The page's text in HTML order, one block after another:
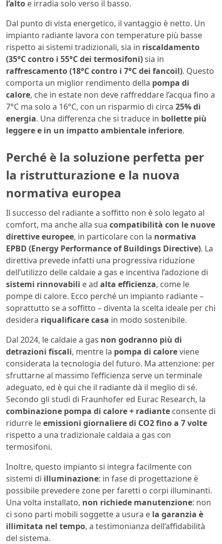
l’alto e irradia solo verso il basso.
Dal punto di vista energetico, il vantaggio è netto. Un
impianto radiante lavora con temperature più basse
rispetto ai sistemi tradizionali, sia in riscaldamento
(35°C contro i 55°C dei termosifoni)sia in
raffrescamento (18°C contro i 7°C dei fancoil). Questo
comporta un miglior rendimento della pompa di
calore, che in estate non deve raffreddare l’acqua fino a
7°C ma solo a 16°C, con un risparmio di circa 25% di
energia. Una differenza che si traduce in bollette più
leggere e in un impatto ambientale inferiore.
Perché è la soluzione perfetta per
la ristrutturazione e la nuova
normativa europea
Il successo del radiante a soffitto non è solo legato al
comfort, ma anche alla sua compatibilità con le nuove
direttive europee, in particolare con la normativa
EPBD (Energy Performance of Buildings Directive). La
direttiva prevede infatti una progressiva riduzione
dell’utilizzo delle caldaie a gas e incentiva l’adozione di
sistemi rinnovabili e ad alta efficienza, come le
pompe di calore. Ecco perché un impianto radiante –
soprattutto se a soffitto – diventa la scelta ideale per chi
desidera riqualificare casa in modo sostenibile.
Dal 2024, le caldaie a gas non godranno più di
detrazioni fiscali, mentre la pompa di caloreviene
considerata la tecnologia del futuro. Ma attenzione: per
sfruttarne al massimo l’efficienza serve un terminale
adeguato, ed è qui che il radiante dà il meglio di sé.
Secondo gli studi di Fraunhofer ed Eurac Research, la
combinazione pompa di calore + radiante consente di
ridurre leemissioni giornaliere di CO2 fino a 7 volte
rispetto a una tradizionale caldaia a gas con
termosifoni.
Inoltre, questo impianto si integra facilmente con
sistemi di illuminazione: in fase di progettazione è
possibile prevedere zone per faretti o corpi illuminanti.
Una volta installato, non richiede manutenzione: non
ci sono parti mobili soggette a usura e la garanzia è
illimitata nel tempo, a testimonianza dell’affidabilità
del sistema.